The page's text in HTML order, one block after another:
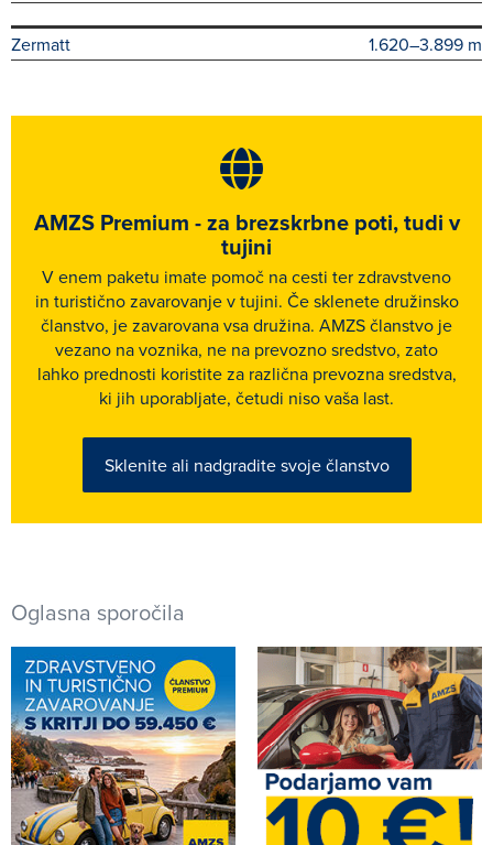
Zermatt 1.620–3.899 m
AMZS Premium - za brezskrbne poti, tudi v
tujini
V enem paketu imate pomoč na cesti ter zdravstveno
in turistično zavarovanje v tujini. Če sklenete družinsko
članstvo, je zavarovana vsa družina. AMZS članstvo je
vezano na voznika, ne na prevozno sredstvo, zato
lahko prednosti koristite za različna prevozna sredstva,
ki jih uporabljate, četudi niso vaša last.
Sklenite ali nadgradite svoje članstvo
Oglasna sporočila